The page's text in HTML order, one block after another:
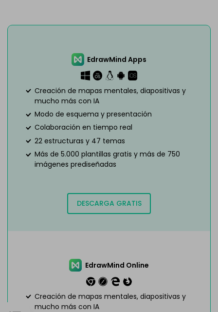
EdrawMind Apps
Creación de mapas mentales, diapositivas y
mucho más con IA
Modo de esquema y presentación
Colaboración en tiempo real
22 estructuras y 47 temas
Más de 5.000 plantillas gratis y más de 750
imágenes prediseñadas
DESCARGA GRATIS
EdrawMind Online
Creación de mapas mentales, diapositivas y
mucho más con IA